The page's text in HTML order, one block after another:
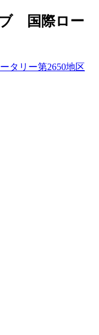
ブ 国際ロー